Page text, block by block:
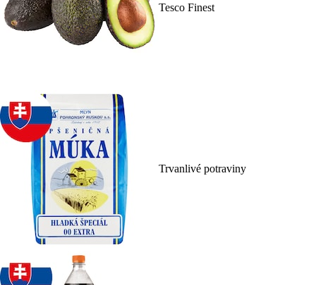
Tesco Finest
Trvanlivé potraviny